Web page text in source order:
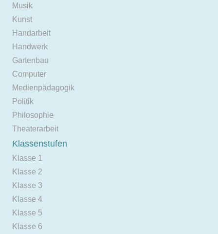
Musik
Kunst
Handarbeit
Handwerk
Gartenbau
Computer
Medienpädagogik
Politik
Philosophie
Theaterarbeit
Klassenstufen
Klasse 1
Klasse 2
Klasse 3
Klasse 4
Klasse 5
Klasse 6